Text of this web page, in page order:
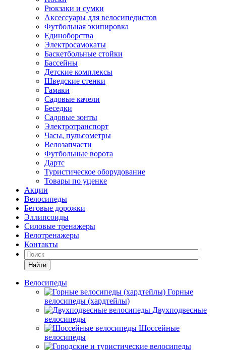
Рюкзаки и сумки
Аксессуары для велосипедистов
Футбольная экипировка
Единоборства
Электросамокаты
Баскетбольные стойки
Бассейны
Детские комплексы
Шведские стенки
Гамаки
Садовые качели
Беседки
Садовые зонты
Электротранспорт
Часы, пульсометры
Велозапчасти
Футбольные ворота
Дартс
Туристическое оборудование
Товары по уценке
Акции
Велосипеды
Беговые дорожки
Эллипсоиды
Силовые тренажеры
Велотренажеры
Контакты
Найти
Велосипеды
Горные
велосипеды (хардтейлы)
Двухподвесные
велосипеды
Шоссейные
велосипеды